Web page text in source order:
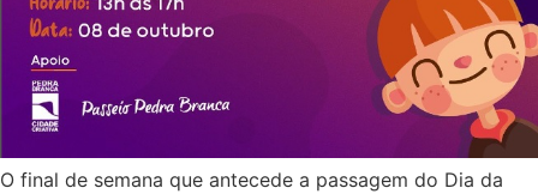
O final de semana que antecede a passagem do Dia da